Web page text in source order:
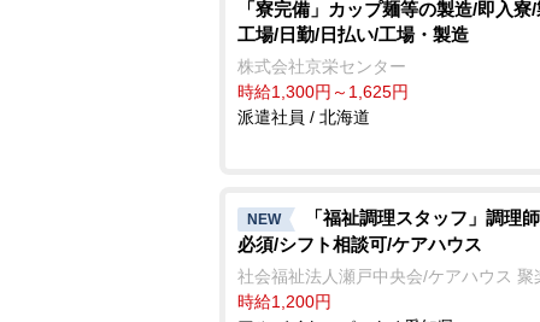
「寮完備」カップ麺等の製造/即入寮
工場/日勤/日払い/工場・製造
株式会社京栄センター
時給1,300円～1,625円
派遣社員 / 北海道
NEW
「福祉調理スタッフ」調理
必須/シフト相談可/ケアハウス
社会福祉法人瀬戸中央会/ケアハウス 聚
時給1,200円